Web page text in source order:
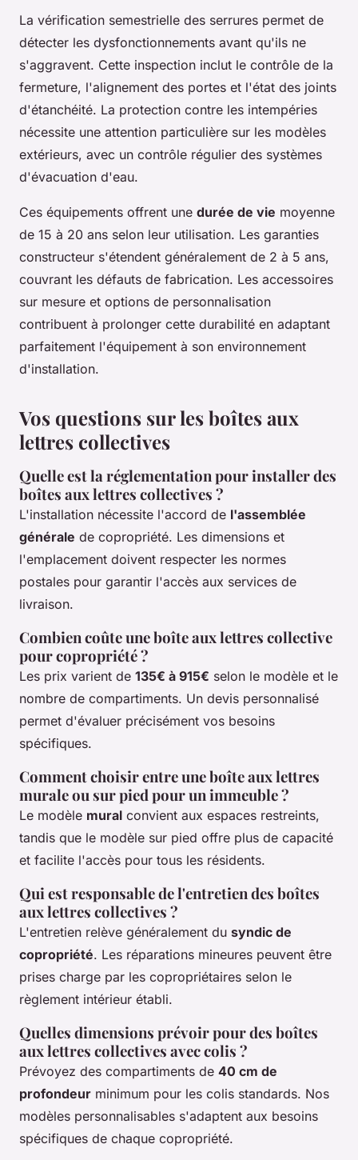
La vérification semestrielle des serrures permet de
détecter les dysfonctionnements avant qu'ils ne
s'aggravent. Cette inspection inclut le contrôle de la
fermeture, l'alignement des portes et l'état des joints
d'étanchéité. La protection contre les intempéries
nécessite une attention particulière sur les modèles
extérieurs, avec un contrôle régulier des systèmes
d'évacuation d'eau.
Ces équipements offrent une durée de vie moyenne
de 15 à 20 ans selon leur utilisation. Les garanties
constructeur s'étendent généralement de 2 à 5 ans,
couvrant les défauts de fabrication. Les accessoires
sur mesure et options de personnalisation
contribuent à prolonger cette durabilité en adaptant
parfaitement l'équipement à son environnement
d'installation.
Vos questions sur les boîtes aux
lettres collectives
Quelle est la réglementation pour installer des
boîtes aux lettres collectives ?
L'installation nécessite l'accord de l'assemblée
générale de copropriété. Les dimensions et
l'emplacement doivent respecter les normes
postales pour garantir l'accès aux services de
livraison.
Combien coûte une boîte aux lettres collective
pour copropriété ?
Les prix varient de 135€ à 915€ selon le modèle et le
nombre de compartiments. Un devis personnalisé
permet d'évaluer précisément vos besoins
spécifiques.
Comment choisir entre une boîte aux lettres
murale ou sur pied pour un immeuble ?
Le modèle mural convient aux espaces restreints,
tandis que le modèle sur pied offre plus de capacité
et facilite l'accès pour tous les résidents.
Qui est responsable de l'entretien des boîtes
aux lettres collectives ?
L'entretien relève généralement du syndic de
copropriété. Les réparations mineures peuvent être
prises charge par les copropriétaires selon le
règlement intérieur établi.
Quelles dimensions prévoir pour des boîtes
aux lettres collectives avec colis ?
Prévoyez des compartiments de 40 cm de
profondeur minimum pour les colis standards. Nos
modèles personnalisables s'adaptent aux besoins
spécifiques de chaque copropriété.